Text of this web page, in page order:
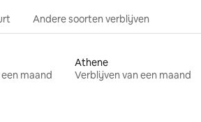
Andere soorten verblijven
maand
Athene
Verblijven van een maand